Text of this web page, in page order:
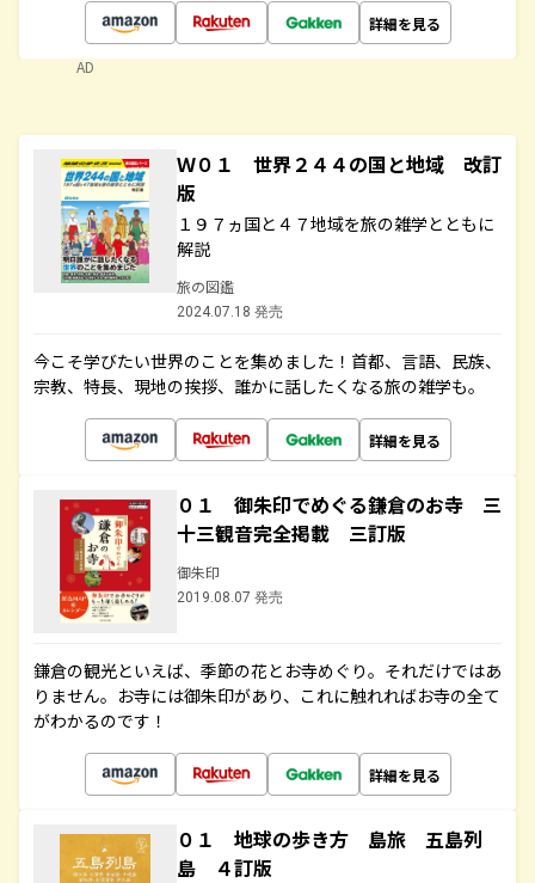
詳細を見る
AD
Ｗ０１ 世界２４４の国と地域 改訂
版
１９７ヵ国と４７地域を旅の雑学とともに
解説
旅の図鑑
2024.07.18 発売
今こそ学びたい世界のことを集めました！首都、言語、民族、
宗教、特長、現地の挨拶、誰かに話したくなる旅の雑学も。
詳細を見る
０１ 御朱印でめぐる鎌倉のお寺 三
十三観音完全掲載 三訂版
御朱印
2019.08.07 発売
鎌倉の観光といえば、季節の花とお寺めぐり。それだけではあ
りません。お寺には御朱印があり、これに触れればお寺の全て
がわかるのです！
詳細を見る
０１ 地球の歩き方 島旅 五島列
島 ４訂版